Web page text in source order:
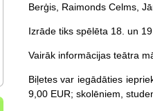
Berģis, Raimonds Celms,
Izrāde tiks spēlēta 18. un
Vairāk informācijas teātra
Biļetes var iegādāties
9,00 EUR; skolēniem,